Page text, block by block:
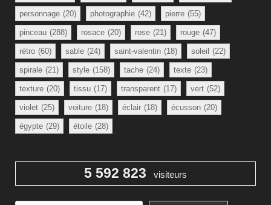
personnage (20) photographie (42) pierre (55)
pinceau (288) rosace (20) rose (21) rouge (47)
rétro (60) sable (24) saint-valentin (18) soleil (22)
spirale (21) style (158) tache (24) texte (23)
texture (20) tissu (17) transparent (17) vert (52)
violet (25) voiture (18) éclair (18) écusson (20)
égypte (29) étoile (28)
5 592 823 visiteurs